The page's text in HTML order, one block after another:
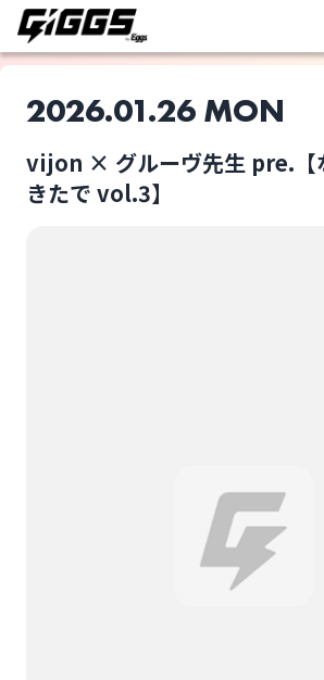
2026.01.26 MON
vijon × グルーヴ先生 pre.【
きたで vol.3】
GIGGSトリオキとは？
GIGGSでは以下の取り置き方法があり
事前オンライン決済
事前オンライン決済